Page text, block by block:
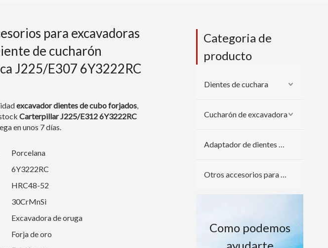
para excavadoras
de cucharón
J225/E307 6Y3222RC
excavadordientes de cubo forjados,
Carterpillar J225/E312 6Y3222RC
en unos 7 días.
Porcelana
6Y3222RC
HRC48-52
30CrMnSi
Excavadora de oruga
Forja de oro
Categoria de
producto
Dientes de cuchara
Cucharón de excavadora
Adaptador de dientes de cuchara
Otros accesorios para excavadoras
Como podemos